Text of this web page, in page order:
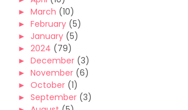
► March (10)
► February (5)
► January (5)
► 2024 (79)
► December (3)
► November (6)
► October (1)
► September (3)